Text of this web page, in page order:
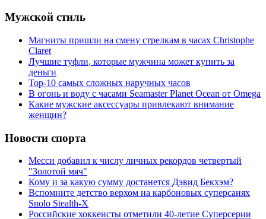
Мужской стиль
Магниты пришли на смену стрелкам в часах Christophe
Claret
Лучшие туфли, которые мужчина может купить за
деньги
Top-10 самых сложных наручных часов
В огонь и воду с часами Seamaster Planet Ocean от Omega
Какие мужские аксессуары привлекают внимание
женщин?
Новости спорта
Месси добавил к числу личных рекордов четвертый
"Золотой мяч"
Кому и за какую сумму достанется Дэвид Бекхэм?
Вспомните детство верхом на карбоновых суперсанях
Snolo Stealth-X
Российские хоккеисты отметили 40-летие Суперсерии